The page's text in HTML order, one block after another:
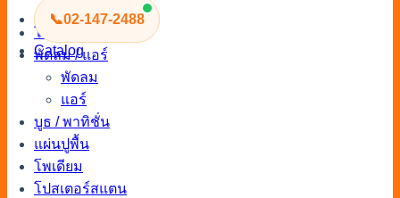
📞02-147-2488
Catalog
เก้าอี้จัดงาน
โซฟา
พัดลม / แอร์
พัดลม
แอร์
บูธ / พาทิชั่น
แผ่นปูพื้น
โพเดียม
โปสเตอร์สแตน